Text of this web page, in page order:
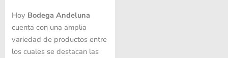
Hoy Bodega Andeluna
cuenta con una amplia
variedad de productos entre
los cuales se destacan las